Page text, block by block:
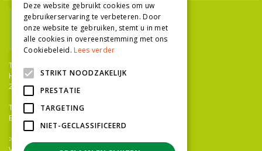
TUINCENTRUM NIEUW-HANENBURG
Hanenburglaan 266
2565 HC Den Haag
T.
070 36 052 92
E.
>>
Deze website gebruikt cookies om uw
gebruikerservaring te verbeteren. Door
onze website te gebruiken, stemt u in met
alle cookies in overeenstemming met ons
Cookiebeleid.Lees verder
STRIKT NOODZAKELIJK
PRESTATIE
TARGETING
NIET-GECLASSIFICEERD